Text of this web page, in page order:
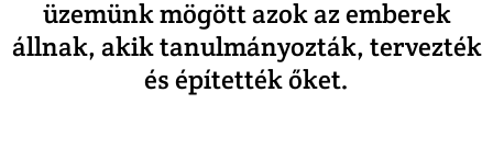
üzemünk mögött azok az emberek
állnak, akik tanulmányozták, tervezték
és építették őket.